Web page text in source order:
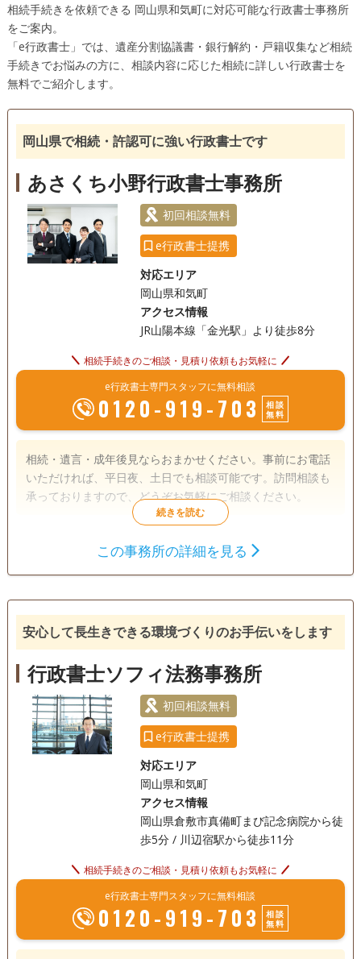
相続手続きを依頼できる 岡山県和気町に対応可能な行政書士事務所
をご案内。
「e行政書士」では、遺産分割協議書・銀行解約・戸籍収集など相続
手続きでお悩みの方に、相談内容に応じた相続に詳しい行政書士を
無料でご紹介します。
岡山県で相続・許認可に強い行政書士です
あさくち小野行政書士事務所
初回相談無料
e行政書士提携
対応エリア
岡山県和気町
アクセス情報
JR山陽本線「金光駅」より徒歩8分
相続手続きのご相談・見積り依頼もお気軽に
e行政書士専門スタッフに無料相談
0120-919-703
相談
無料
相続・遺言・成年後見ならおまかせください。事前にお電話
いただければ、平日夜、土日でも相談可能です。訪問相談も
承っておりますので、どうぞお気軽にご相談ください。
訪問可 土日相談可 初回相談無料 オンライン面談可
事務所面談可
この事務所の詳細を見る
安心して長生きできる環境づくりのお手伝いをします
行政書士ソフィ法務事務所
初回相談無料
e行政書士提携
対応エリア
岡山県和気町
アクセス情報
岡山県倉敷市真備町まび記念病院から徒
歩5分 / 川辺宿駅から徒歩11分
相続手続きのご相談・見積り依頼もお気軽に
e行政書士専門スタッフに無料相談
0120-919-703
相談
無料